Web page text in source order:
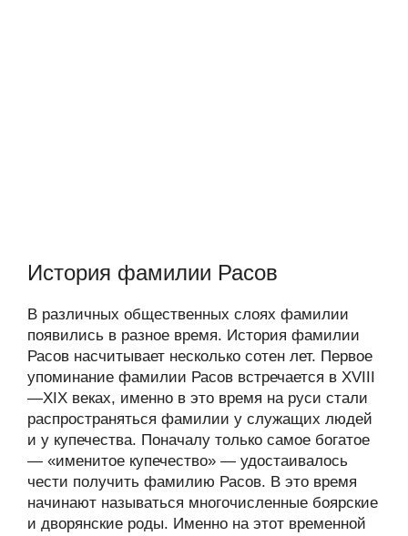
История фамилии Расов
В различных общественных слоях фамилии
появились в разное время. История фамилии
Расов насчитывает несколько сотен лет. Первое
упоминание фамилии Расов встречается в XVIII
—XIX веках, именно в это время на руси стали
распространяться фамилии у служащих людей
и у купечества. Поначалу только самое богатое
— «именитое купечество» — удостаивалось
чести получить фамилию Расов. В это время
начинают называться многочисленные боярские
и дворянские роды. Именно на этот временной